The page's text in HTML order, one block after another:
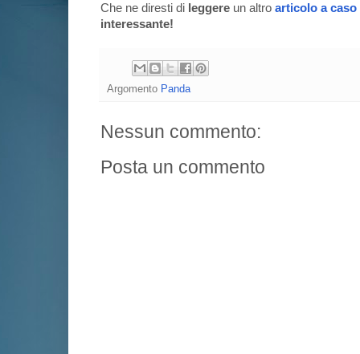
Che ne diresti di leggere un altro articolo a caso
interessante!
Argomento Panda
Nessun commento:
Posta un commento